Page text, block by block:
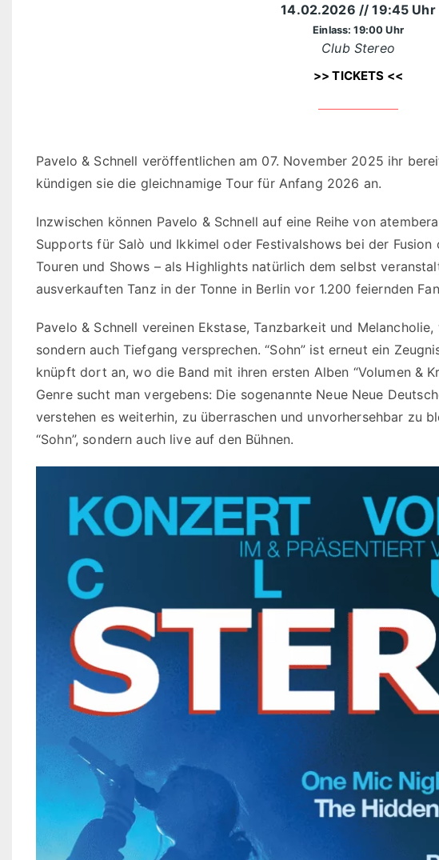
14.02.2026 // 19:45 Uhr
Einlass: 19:00 Uhr
Club Stereo
>> TICKETS <<
Pavelo & Schnell veröffentlichen am 07. November 2025 ihr
kündigen sie die gleichnamige Tour für Anfang 2026 an.
Inzwischen können Pavelo & Schnell auf eine Reihe von
Supports für Salò und Ikkimel oder Festivalshows bei der
Touren und Shows – als Highlights natürlich dem selbst
ausverkauften Tanz in der Tonne in Berlin vor 1.200 feiernden
Pavelo & Schnell vereinen Ekstase, Tanzbarkeit und
sondern auch Tiefgang versprechen. “Sohn” ist erneut ein
knüpft dort an, wo die Band mit ihren ersten Alben “Volumen &
Genre sucht man vergebens: Die sogenannte Neue Neue
verstehen es weiterhin, zu überraschen und unvorhersehbar zu
“Sohn”, sondern auch live auf den Bühnen.